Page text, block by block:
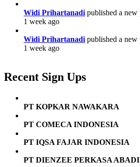
Widi Prihartanadi published a new
1 week ago
Widi Prihartanadi published a new
1 week ago
Recent Sign Ups
PT KOPKAR NAWAKARA
PT COMECA INDONESIA
PT IQSA FAJAR INDONESIA
PT DIENZEE PERKASA ABADI